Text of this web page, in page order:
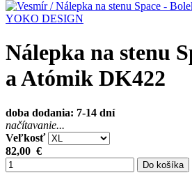
YOKO DESIGN
Nálepka na stenu
a Atómik DK422
doba dodania: 7-14 dní
načítavanie...
Veľkosť
82,00 €
Do košíka